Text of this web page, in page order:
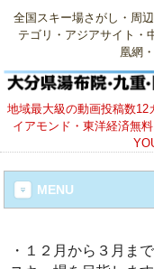
全国スキー場さがし・周
テゴリ・アジアサイト・
凰網
地域最大級の動画投稿数
イアモンド・東洋経済無
MENU
・１２月から３月ま